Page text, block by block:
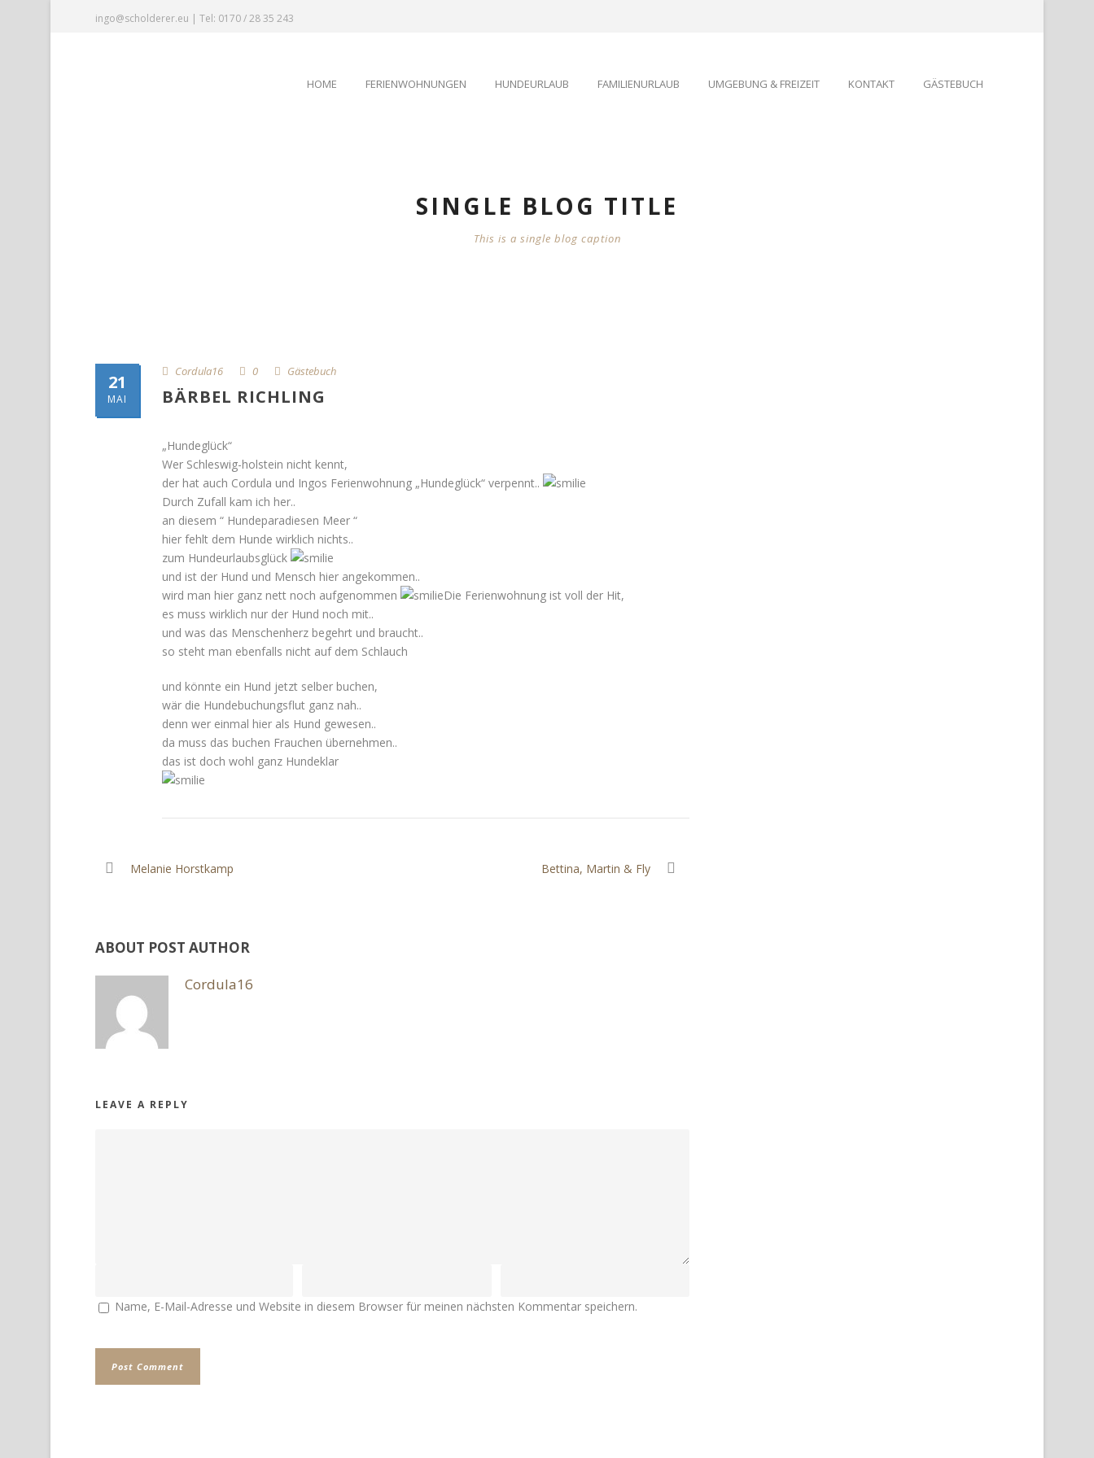
ingo@scholderer.eu | Tel: 0170 / 28 35 243
HOME FERIENWOHNUNGEN HUNDEURLAUB FAMILIENURLAUB UMGEBUNG & FREIZEIT KONTAKT GÄSTEBUCH
SINGLE BLOG TITLE
This is a single blog caption
21
MAI
Cordula16 0 Gästebuch
BÄRBEL RICHLING
„Hundeglück“
Wer Schleswig-holstein nicht kennt,
der hat auch Cordula und Ingos Ferienwohnung „Hundeglück“ verpennt..
Durch Zufall kam ich her..
an diesem “ Hundeparadiesen Meer “
hier fehlt dem Hunde wirklich nichts..
zum Hundeurlaubsglück
und ist der Hund und Mensch hier angekommen..
wird man hier ganz nett noch aufgenommen
Die Ferienwohnung ist voll der Hit,
es muss wirklich nur der Hund noch mit..
und was das Menschenherz begehrt und braucht..
so steht man ebenfalls nicht auf dem Schlauch
und könnte ein Hund jetzt selber buchen,
wär die Hundebuchungsflut ganz nah..
denn wer einmal hier als Hund gewesen..
da muss das buchen Frauchen übernehmen..
das ist doch wohl ganz Hundeklar
Melanie Horstkamp Bettina, Martin & Fly
ABOUT POST AUTHOR
Cordula16
LEAVE A REPLY
Name, E-Mail-Adresse und Website in diesem Browser für meinen nächsten Kommentar speichern.